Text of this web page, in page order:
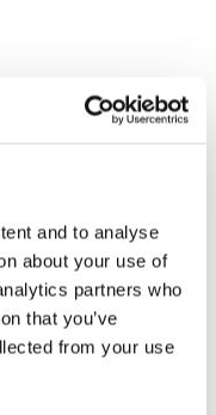
and to analyse
about your use of
partners who
that you’ve
from your use
für